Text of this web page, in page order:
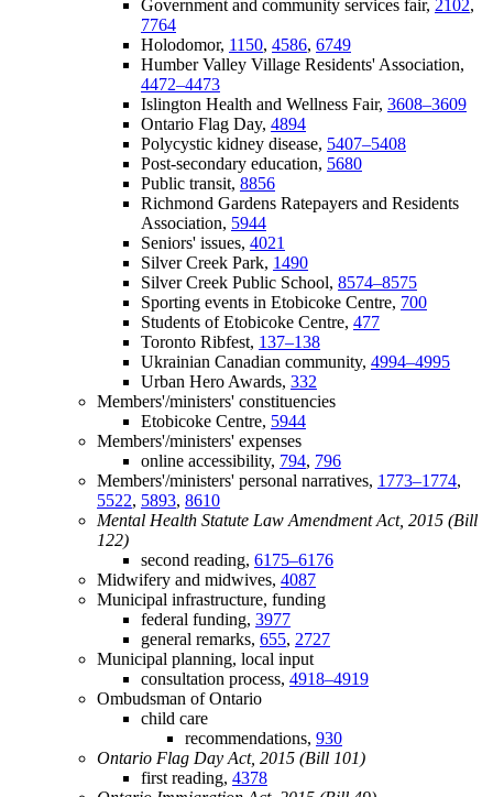
Government and community services fair, 2102,
7764
Holodomor, 1150, 4586, 6749
Humber Valley Village Residents' Association,
4472–4473
Islington Health and Wellness Fair, 3608–3609
Ontario Flag Day, 4894
Polycystic kidney disease, 5407–5408
Post-secondary education, 5680
Public transit, 8856
Richmond Gardens Ratepayers and Residents
Association, 5944
Seniors' issues, 4021
Silver Creek Park, 1490
Silver Creek Public School, 8574–8575
Sporting events in Etobicoke Centre, 700
Students of Etobicoke Centre, 477
Toronto Ribfest, 137–138
Ukrainian Canadian community, 4994–4995
Urban Hero Awards, 332
Members'/ministers' constituencies
Etobicoke Centre, 5944
Members'/ministers' expenses
online accessibility, 794, 796
Members'/ministers' personal narratives, 1773–1774,
5522, 5893, 8610
Mental Health Statute Law Amendment Act, 2015 (Bill
122)
second reading, 6175–6176
Midwifery and midwives, 4087
Municipal infrastructure, funding
federal funding, 3977
general remarks, 655, 2727
Municipal planning, local input
consultation process, 4918–4919
Ombudsman of Ontario
child care
recommendations, 930
Ontario Flag Day Act, 2015 (Bill 101)
first reading, 4378